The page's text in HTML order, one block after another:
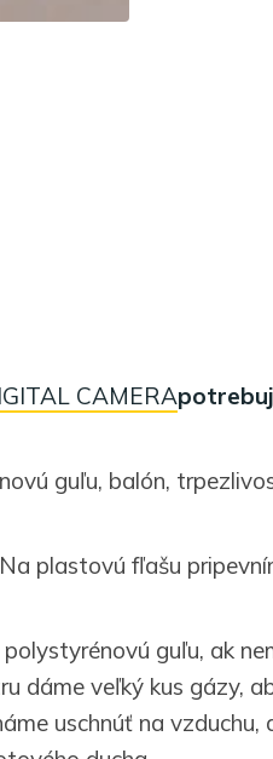
guľu, balón,
Na plastovú fľašu
guľu, ak
dáme veľký kus gázy,
uschnúť na